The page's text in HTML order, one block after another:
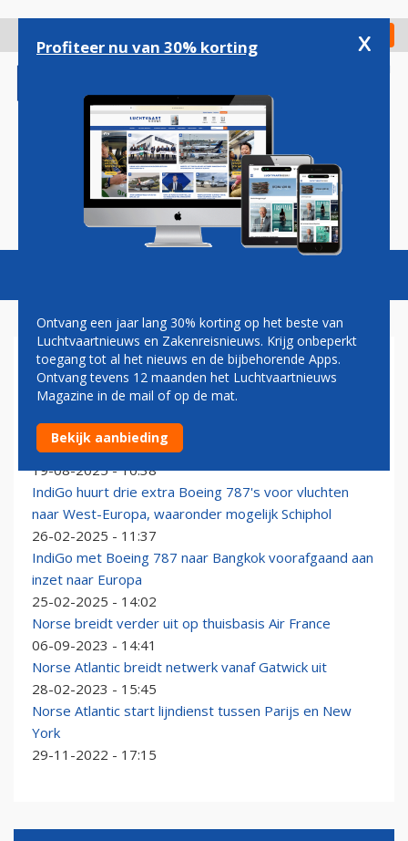
gaan
Check in
Magazine Podcasts Vacatures
NORSE ATLANTIC
Norse Atlantic rekent op winst dankzij herziene
strategie
19-08-2025 - 10:38
IndiGo huurt drie extra Boeing 787's voor vluchten
naar West-Europa, waaronder mogelijk Schiphol
26-02-2025 - 11:37
IndiGo met Boeing 787 naar Bangkok voorafgaand aan
inzet naar Europa
25-02-2025 - 14:02
Norse breidt verder uit op thuisbasis Air France
06-09-2023 - 14:41
Norse Atlantic breidt netwerk vanaf Gatwick uit
28-02-2023 - 15:45
Norse Atlantic start lijndienst tussen Parijs en New
York
29-11-2022 - 17:15
Profiteer nu van 30% korting x
Ontvang een jaar lang 30% korting op het beste van
Luchtvaartnieuws en Zakenreisnieuws. Krijg onbeperkt
toegang tot al het nieuws en de bijbehorende Apps.
Ontvang tevens 12 maanden het Luchtvaartnieuws
Magazine in de mail of op de mat.
Bekijk aanbieding